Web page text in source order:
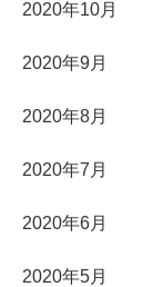
2020年10月
2020年9月
2020年8月
2020年7月
2020年6月
2020年5月